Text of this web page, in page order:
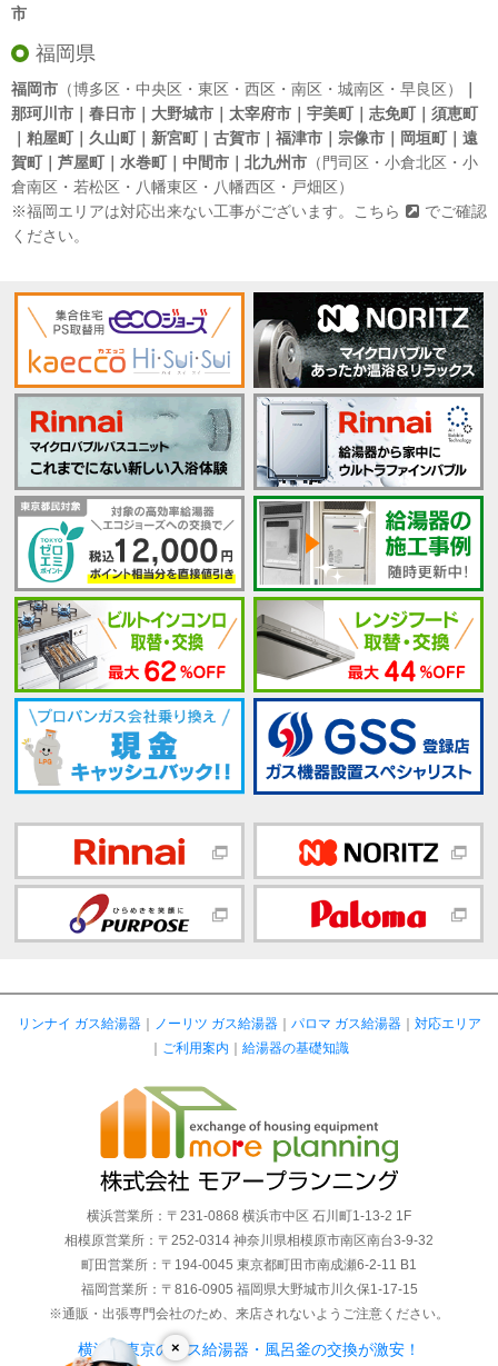
市
福岡県
福岡市 （博多区・中央区・東区・西区・南区・城南区・早良区）
那珂川市｜春日市｜大野城市｜太宰府市｜宇美町｜志免町｜須恵町
｜粕屋町｜久山町｜新宮町｜古賀市｜福津市｜宗像市｜岡垣町｜遠
賀町｜芦屋町｜水巻町｜中間市｜北九州市 （門司区・小倉北区・小
倉南区・若松区・八幡東区・八幡西区・戸畑区）
※福岡エリアは対応出来ない工事がございます。
こちら
でご確認
ください。
×
リンナイ ガス給湯器｜ ノーリツ ガス給湯器｜ パロマ ガス給湯器｜ 対応エリア
｜ ご利用案内 ｜ 給湯器の基礎知識
横浜営業所：〒231-0868 横浜市中区 石川町1-13-2 1F
相模原営業所：〒252-0314 神奈川県相模原市南区南台3-9-32
町田営業所：〒194-0045 東京都町田市南成瀬6-2-11 B1
福岡営業所：〒816-0905 福岡県大野城市川久保1-17-15
※通販・出張専門会社のため、来店されないようご注意ください。
横浜・東京のガス給湯器・風呂釜の交換が激安！